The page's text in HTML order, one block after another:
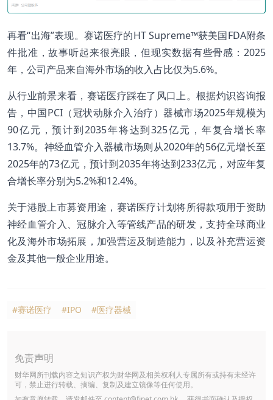
再看“出海”表现。赛诺医疗的HT Supreme™获美国FDA附条
件批准，故事听起来很亮眼，但现实数据有些骨感：2025
年，公司产品来自海外市场的收入占比仅为5.6%。
从行业前景来看，赛诺医疗踩在了风口上。根据灼识咨询报
告，中国PCI（冠状动脉介入治疗）器械市场2025年规模为
90亿元，预计到2035年将达到325亿元，年复合增长率
13.7%。神经血管介入器械市场则从2020年的56亿元增长至
2025年的73亿元，预计到2035年将达到233亿元，对应年复
合增长率分别为5.2%和12.4%。
关于港股上市募资用途，赛诺医疗计划将所得款项用于资助
神经血管介入、冠脉介入等管线产品的研发，支持全球商业
化及海外市场拓展，加强营运及制造能力，以及补充营运资
金及其他一般企业用途。
#赛诺医疗 #IPO #医疗器械
免责声明
财华网所刊载内容之知识产权为财华网及相关权利人专属所有或持有未经许
可，禁止进行转载、摘编、复制及建立镜像等任何使用。